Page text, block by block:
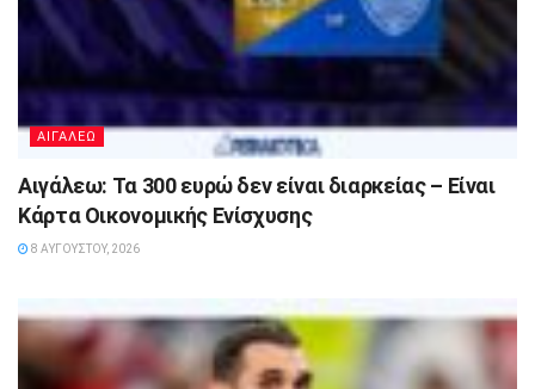
ΑΙΓΑΛΕΩ
Αιγάλεω: Τα 300 ευρώ δεν είναι διαρκείας – Είναι
Κάρτα Οικονομικής Ενίσχυσης
8 ΑΥΓΟΎΣΤΟΥ, 2026